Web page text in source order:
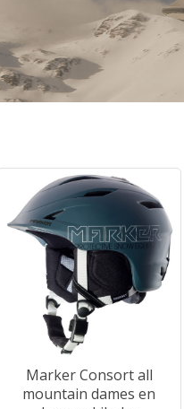
Marker Consort all
mountain dames en